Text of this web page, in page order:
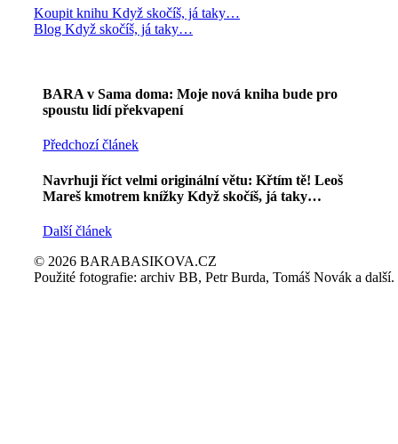
Koupit knihu Když skočíš, já taky…
Blog Když skočíš, já taky…
BARA v Sama doma: Moje nová kniha bude pro
spoustu lidí překvapení
Předchozí článek
Navrhuji říct velmi originální větu: Křtím tě! Leoš
Mareš kmotrem knížky Když skočíš, já taky…
Další článek
© 2026 BARABASIKOVA.CZ
Použité fotografie: archiv BB, Petr Burda, Tomáš Novák a další.